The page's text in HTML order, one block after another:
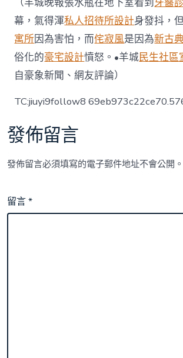
幕，氣得渾私人招待所設計身發抖，
寓所因為害怕，而侘寂風是因為新古
俗化的豪宅設計憤怒。•羊城民生社區
自豪象新聞、網友評論）
TC:jiuyi9follow8
發佈留言
發佈留言必須填寫的電子郵件地址不會公開。
留言*